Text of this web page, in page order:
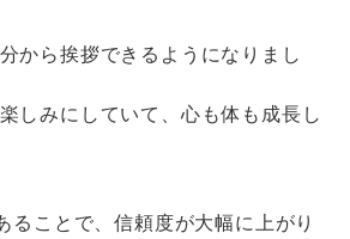
から挨拶できるようになりまし
しみにしていて、心も体も成長し
ることで、信頼度が大幅に上がり